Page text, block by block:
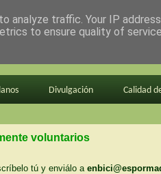
Divulgación Calidad
voluntarios
tú y enviálo a
analyze traffic. Your IP
to ensure quality of